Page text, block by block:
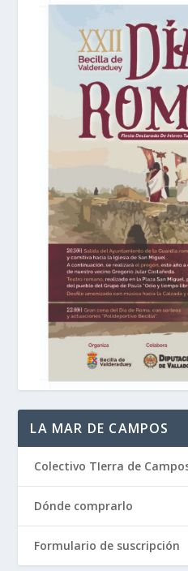
LA MAR DE CAMPOS
Colectivo TIerra de
Dónde comprarlo
Formulario de suscripción